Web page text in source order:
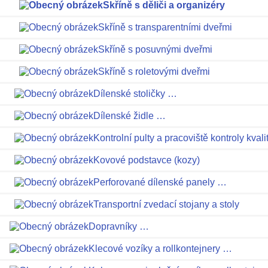
Skříně s děliči a organizéry
Skříně s transparentními dveřmi
Skříně s posuvnými dveřmi
Skříně s roletovými dveřmi
Dílenské stoličky …
Dílenské židle …
Kontrolní pulty a pracoviště kontroly
Kovové podstavce (kozy)
Perforované dílenské panely …
Transportní zvedací stojany a stoly
Dopravníky …
Klecové vozíky a rollkontejnery …